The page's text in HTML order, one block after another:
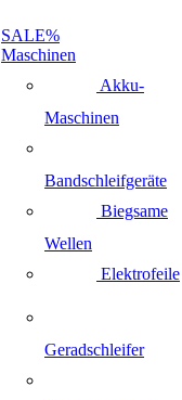
SALE%
Maschinen
Akku-
Maschinen
Bandschleifgeräte
Biegsame
Wellen
Elektrofeile
Geradschleifer